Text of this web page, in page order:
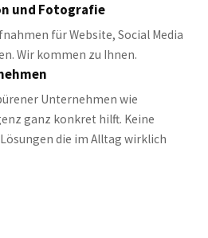
und Fotografie
für Website, Social Media
Wir kommen zu Ihnen.
Unternehmen wie
ganz konkret hilft. Keine
die im Alltag wirklich